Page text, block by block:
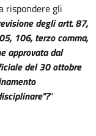
rispondere gli
degli artt. 87,
106, terzo comma,
approvata dal
del 30 ottobre
"